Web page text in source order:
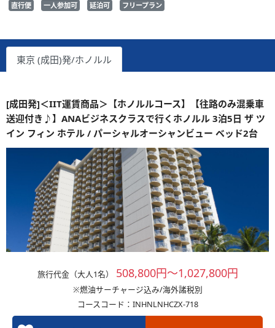
直行便 一人参加可 延泊可 フリープラン
東京 (成田)発/ホノルル
[成田発]＜IIT運賃商品＞【ホノルルコース】【往路のみ混乗車
送迎付き♪】ANAビジネスクラスで行くホノルル 3泊5日 ザ ツ
イン フィン ホテル / パーシャルオーシャンビュー ベッド2台
旅行代金（大人1名） 508,800円～1,027,800円
※燃油サーチャージ込み/海外諸税別
コースコード：INHNLNHCZX-718